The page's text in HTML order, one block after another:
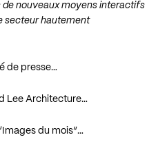
nouveaux moyens interactifs
secteur hautement
de presse…
Lee Architecture…
du mois”…